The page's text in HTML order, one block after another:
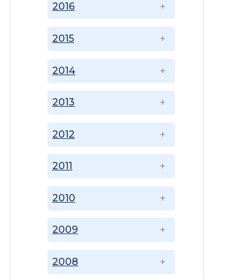
2008
2009
2010
2011
2012
2013
2014
2015
2016